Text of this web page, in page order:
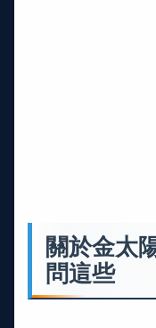
關於金太
問這些